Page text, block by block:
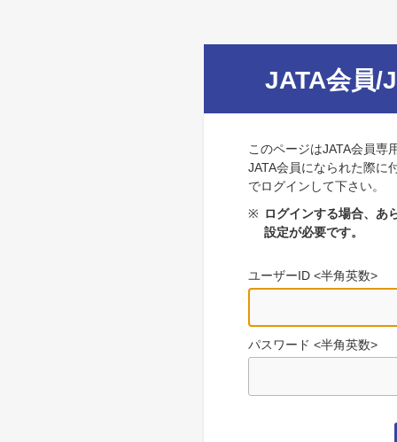
JATA会員/
このページはJATA会員専
JATA会員になられた際に
でログインして下さい。
※ ログインする場合、あ
設定が必要です。
ユーザーID <半角英数>
パスワード <半角英数>